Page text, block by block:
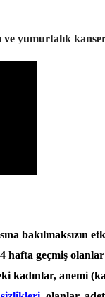
yumurtalık
bakılmaksızın
hafta geçmiş
kadınlar, anemi